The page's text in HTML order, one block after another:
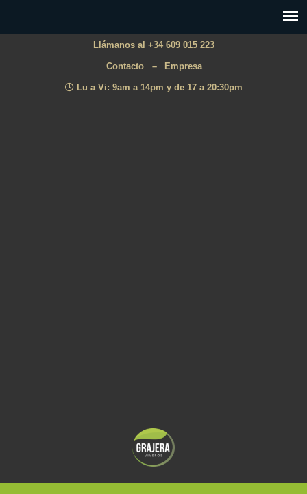
Llámanos al +34 609 015 223
Contacto – Empresa
Lu a Vi: 9am a 14pm y de 17 a 20:30pm